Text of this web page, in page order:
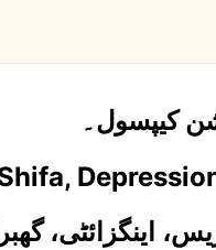
کیپسول۔
اینگزائٹی،